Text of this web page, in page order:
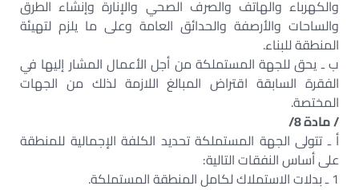
والكهرباء والهاتف والصرف الصحي والإنارة وإنشاء الطرق
والساحات والأرصفة والحدائق العامة وعلى ما يلزم لتهيئة
المنطقة للبناء.
ب ـ يحق للجهة المستملكة من أجل الأعمال المشار إليها في
الفقرة السابقة اقتراض المبالغ اللازمة لذلك من الجهات
المختصة.
/ مادة 8/
أ ـ تتولى الجهة المستملكة تحديد الكلفة الإجمالية للمنطقة
على أساس النفقات التالية:
1 ـ بدلات الاستملاك لكامل المنطقة المستملكة.